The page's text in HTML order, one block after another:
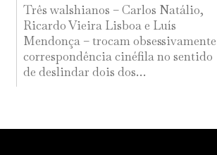
Três walshianos – Carlos Natálio,
Ricardo Vieira Lisboa e Luís
Mendonça – trocam obsessivamente
correspondência cinéfila no sentido
de deslindar dois dos…